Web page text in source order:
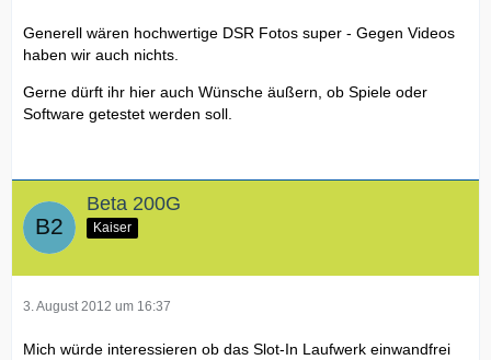
Generell wären hochwertige DSR Fotos super - Gegen Videos
haben wir auch nichts.
Gerne dürft ihr hier auch Wünsche äußern, ob Spiele oder
Software getestet werden soll.
Beta 200G
Kaiser
3. August 2012 um 16:37
Mich würde interessieren ob das Slot-In Laufwerk einwandfrei